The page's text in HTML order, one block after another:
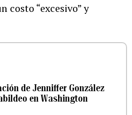
costo “excesivo” y
de Jenniffer González
en Washington